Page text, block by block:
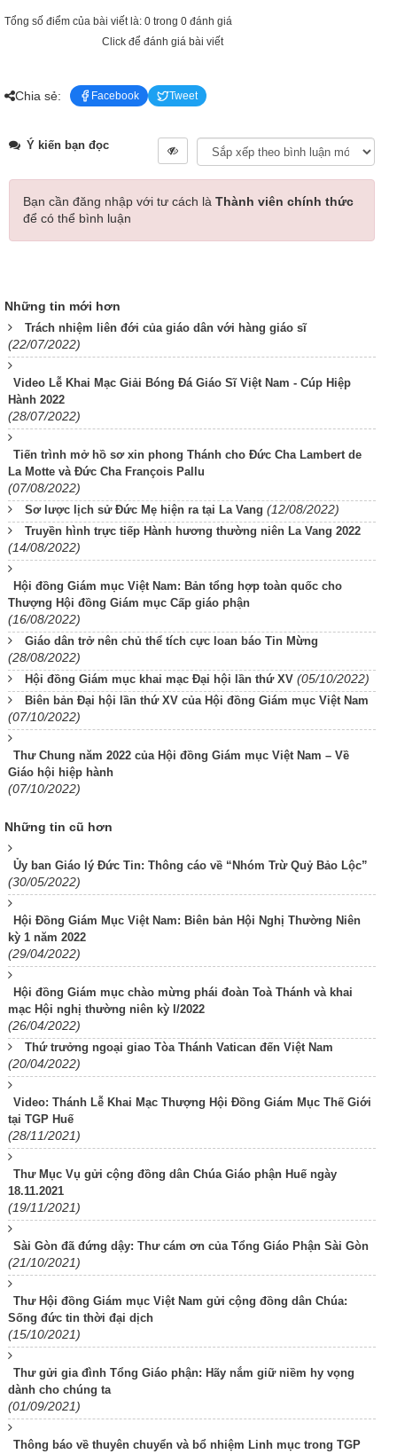
Tổng số điểm của bài viết là: 0 trong 0 đánh giá
Click để đánh giá bài viết
Chia sẻ: Facebook Tweet
Ý kiến bạn đọc
Bạn cần đăng nhập với tư cách là Thành viên chính thức
để có thể bình luận
Những tin mới hơn
Trách nhiệm liên đới của giáo dân với hàng giáo sĩ
(22/07/2022)
Video Lễ Khai Mạc Giải Bóng Đá Giáo Sĩ Việt Nam - Cúp Hiệp
Hành 2022
(28/07/2022)
Tiến trình mở hồ sơ xin phong Thánh cho Đức Cha Lambert de
La Motte và Đức Cha François Pallu
(07/08/2022)
Sơ lược lịch sử Đức Mẹ hiện ra tại La Vang (12/08/2022)
Truyền hình trực tiếp Hành hương thường niên La Vang 2022
(14/08/2022)
Hội đồng Giám mục Việt Nam: Bản tổng hợp toàn quốc cho
Thượng Hội đồng Giám mục Cấp giáo phận
(16/08/2022)
Giáo dân trở nên chủ thể tích cực loan báo Tin Mừng
(28/08/2022)
Hội đồng Giám mục khai mạc Đại hội lần thứ XV (05/10/2022)
Biên bản Đại hội lần thứ XV của Hội đồng Giám mục Việt Nam
(07/10/2022)
Thư Chung năm 2022 của Hội đồng Giám mục Việt Nam – Về
Giáo hội hiệp hành
(07/10/2022)
Những tin cũ hơn
Ủy ban Giáo lý Đức Tin: Thông cáo về “Nhóm Trừ Quỷ Bảo Lộc”
(30/05/2022)
Hội Đồng Giám Mục Việt Nam: Biên bản Hội Nghị Thường Niên
kỳ 1 năm 2022
(29/04/2022)
Hội đồng Giám mục chào mừng phái đoàn Toà Thánh và khai
mạc Hội nghị thường niên kỳ I/2022
(26/04/2022)
Thứ trưởng ngoại giao Tòa Thánh Vatican đến Việt Nam
(20/04/2022)
Video: Thánh Lễ Khai Mạc Thượng Hội Đồng Giám Mục Thế Giới
tại TGP Huế
(28/11/2021)
Thư Mục Vụ gửi cộng đồng dân Chúa Giáo phận Huế ngày
18.11.2021
(19/11/2021)
Sài Gòn đã đứng dậy: Thư cám ơn của Tổng Giáo Phận Sài Gòn
(21/10/2021)
Thư Hội đồng Giám mục Việt Nam gửi cộng đồng dân Chúa:
Sống đức tin thời đại dịch
(15/10/2021)
Thư gửi gia đình Tổng Giáo phận: Hãy nắm giữ niềm hy vọng
dành cho chúng ta
(01/09/2021)
Thông báo về thuyên chuyển và bổ nhiệm Linh mục trong TGP